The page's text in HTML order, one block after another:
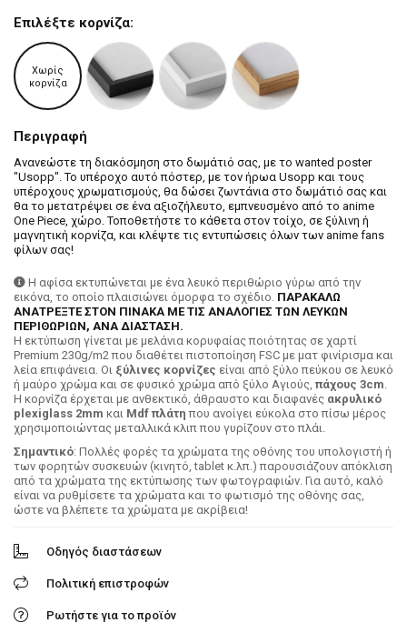
Επιλέξτε κορνίζα:
Χωρίς
κορνίζα
Περιγραφή
Ανανεώστε τη διακόσμηση στο δωμάτιό σας, με το wanted poster
"Usopp". Το υπέροχο αυτό πόστερ, με τον ήρωα Usopp και τους
υπέροχους χρωματισμούς, θα δώσει ζωντάνια στο δωμάτιό σας και
θα το μετατρέψει σε ένα αξιοζήλευτο, εμπνευσμένο από το anime
One Piece, χώρο. Τοποθετήστε το κάθετα στον τοίχο, σε ξύλινη ή
μαγνητική κορνίζα, και κλέψτε τις εντυπώσεις όλων των anime fans
φίλων σας!
Η αφίσα εκτυπώνεται με ένα λευκό περιθώριο γύρω από την
εικόνα, το οποίο πλαισιώνει όμορφα το σχέδιο. ΠΑΡΑΚΑΛΩ
ΑΝΑΤΡΕΞΤΕ ΣΤΟΝ ΠΙΝΑΚΑ ΜΕ ΤΙΣ ΑΝΑΛΟΓΙΕΣ ΤΩΝ ΛΕΥΚΩΝ
ΠΕΡΙΘΩΡΙΩΝ, ΑΝΑ ΔΙΑΣΤΑΣΗ.
H εκτύπωση γίνεται με μελάνια κορυφαίας ποιότητας σε χαρτί
Premium 230g/m2 που διαθέτει πιστοποίηση FSC με ματ φινίρισμα και
λεία επιφάνεια. Οι ξύλινες κορνίζες είναι από ξύλο πεύκου σε λευκό
ή μαύρο χρώμα και σε φυσικό χρώμα από ξύλο Αγιούς, πάχους 3cm.
Η κορνίζα έρχεται με ανθεκτικό, άθραυστο και διαφανές ακρυλικό
plexiglass 2mm και Mdf πλάτη που ανοίγει εύκολα στο πίσω μέρος
χρησιμοποιώντας μεταλλικά κλιπ που γυρίζουν στο πλάι.
Σημαντικό: Πολλές φορές τα χρώματα της οθόνης του υπολογιστή ή
των φορητών συσκευών (κινητό, tablet κ.λπ.) παρουσιάζουν απόκλιση
από τα χρώματα της εκτύπωσης των φωτογραφιών. Για αυτό, καλό
είναι να ρυθμίσετε τα χρώματα και το φωτισμό της οθόνης σας,
ώστε να βλέπετε τα χρώματα με ακρίβεια!
Οδηγός διαστάσεων
Πολιτική επιστροφών
Ρωτήστε για το προϊόν